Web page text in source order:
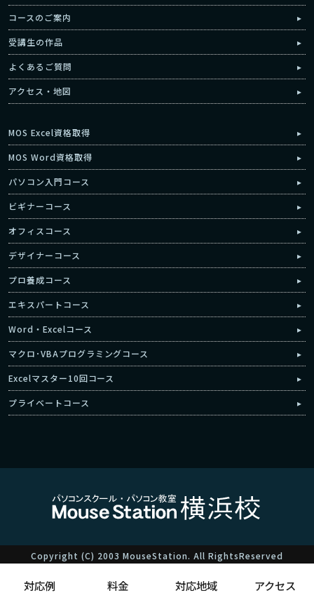
対応例 料金 対応地域 アクセス
コースのご案内
受講生の作品
よくあるご質問
アクセス・地図
MOS Excel資格取得
MOS Word資格取得
パソコン入門コース
ビギナーコース
オフィスコース
デザイナーコース
プロ養成コース
エキスパートコース
Word・Excelコース
マクロ･VBAプログラミングコース
Excelマスター10回コース
プライベートコース
Copyright (C) 2003 MouseStation. All RightsReserved